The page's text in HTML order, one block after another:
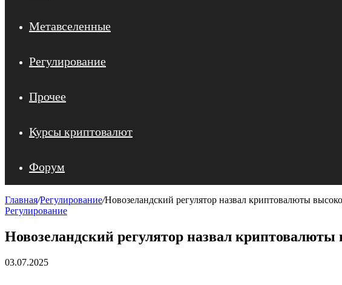
Метавселенные
Регулирование
Прочее
Курсы криптовалют
Форум
Главная/Регулирование/Новозеландский регулятор назвал криптовалюты
Регулирование
Новозеландский регулятор назвал
03.07.2025